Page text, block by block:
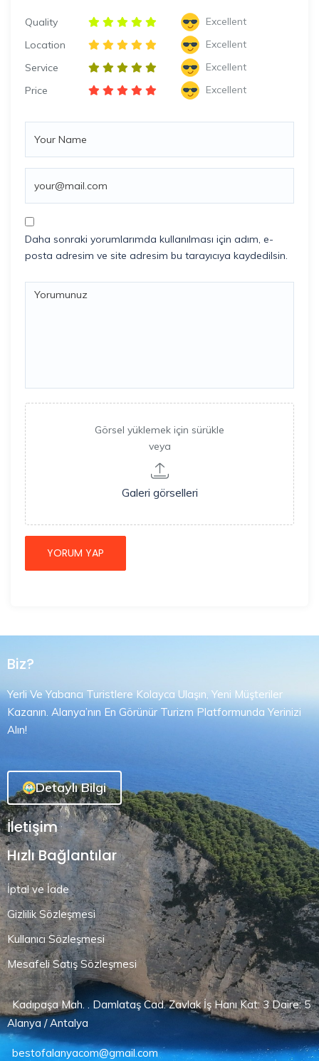
Quality
Excellent
Location
Excellent
Service
Excellent
Price
Excellent
Daha sonraki yorumlarımda kullanılması için adım, e-
posta adresim ve site adresim bu tarayıcıya kaydedilsin.
Görsel yüklemek için sürükle
veya
Galeri görselleri
Biz?
Yerli Ve Yabancı Turistlere Kolayca Ulaşın, Yeni Müşteriler
Kazanın. Alanya’nın En Görünür Turizm Platformunda Yerinizi
Alın!
Detaylı Bilgi
İletişim
Hızlı Bağlantılar
İptal ve İade
Gizlilik Sözleşmesi
Kullanıcı Sözleşmesi
Mesafeli Satış Sözleşmesi
Kadıpaşa Mah. . Damlataş Cad. Zavlak İş Hanı Kat: 3 Daire: 5
Alanya / Antalya
bestofalanyacom@gmail.com